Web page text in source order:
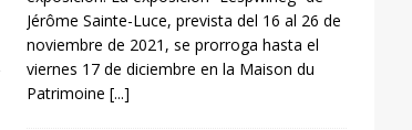
Jérôme Sainte-Luce, prevista del 16 al 26 de
noviembre de 2021, se prorroga hasta el
viernes 17 de diciembre en la Maison du
Patrimoine [...]